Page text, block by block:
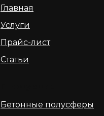
Главная
Услуги
Прайс-лист
Статьи
Бетонные полусферы